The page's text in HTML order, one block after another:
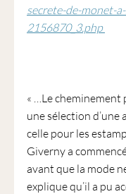
secrete-de-monet-
2156870_3.php
« …Le cheminement
une sélection
celle pour les
Giverny a
avant que la mode
explique qu’il a pu